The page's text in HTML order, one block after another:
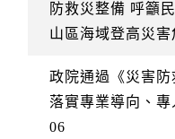
防救災整備 呼籲
山區海域登高災害
政院通過《災害
落實專業導向、
06